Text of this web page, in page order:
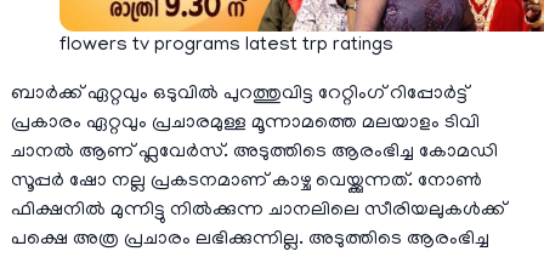
flowers tv programs latest trp ratings
ബാര്‍ക്ക് ഏറ്റവും ഒടുവില്‍ പുറത്തുവിട്ട റേറ്റിംഗ് റിപ്പോര്‍ട്ട്
പ്രകാരം ഏറ്റവും പ്രചാരമുള്ള മൂന്നാമത്തെ മലയാളം ടിവി
ചാനല്‍ ആണ് ഫ്ലവേര്‍സ്. അടുത്തിടെ ആരംഭിച്ച കോമഡി
സൂപ്പര്‍ ഷോ നല്ല പ്രകടനമാണ് കാഴ്ച വെയ്ക്കുന്നത്. നോണ്‍
ഫിക്ഷനില്‍ മുന്നിട്ടു നില്‍ക്കുന്ന ചാനലിലെ സീരിയലുകള്‍ക്ക്
പക്ഷെ അത്ര പ്രചാരം ലഭിക്കുന്നില്ല. അടുത്തിടെ ആരംഭിച്ച